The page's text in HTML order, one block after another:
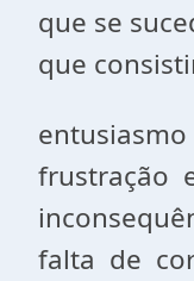
que se
que
frustração
falta de